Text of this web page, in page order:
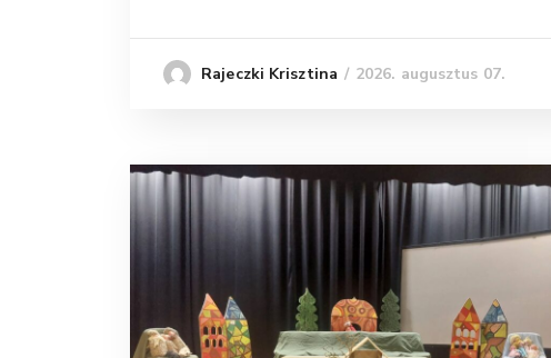
Rajeczki Krisztina 2026. augusztus 07.